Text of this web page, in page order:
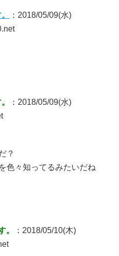
：2018/05/09(水)
：2018/05/09(水)
？
色々知ってるみたいだね
。
：2018/05/10(木)